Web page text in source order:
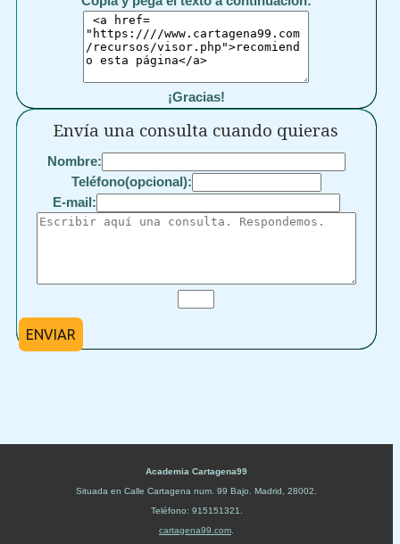
¡Gracias!
Envía una consulta cuando quieras
Nombre:
Teléfono(opcional):
E-mail:
ENVIAR
Academia Cartagena99
Situada en Calle Cartagena num. 99 Bajo Madrid 28002
Teléfono: 915151321
cartagena99.com